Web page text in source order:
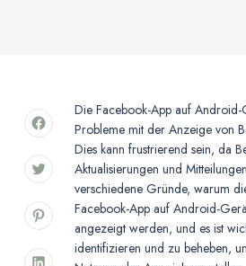
Die Facebook-App auf
Probleme mit der Anzeige von
Dies kann frustrierend sein, da
Aktualisierungen und
verschiedene Gründe, warum
Facebook-App auf Android-
angezeigt werden, und es ist
identifizieren und zu beheben,